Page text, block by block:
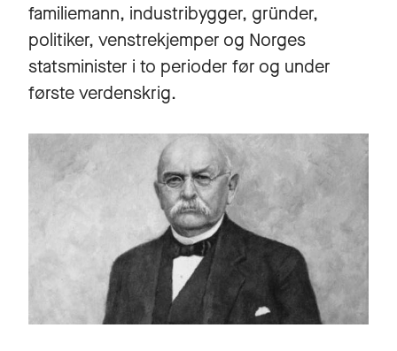
familiemann, industribygger, gründer,
politiker, venstrekjemper og Norges
statsminister i to perioder før og under
første verdenskrig.